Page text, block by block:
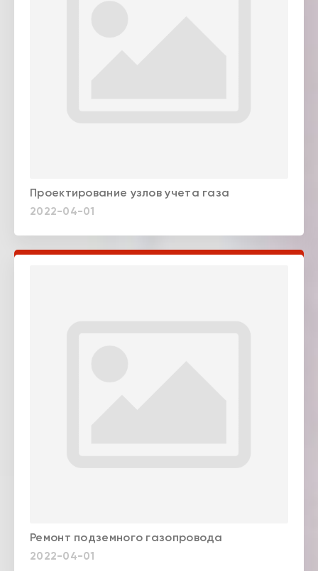
Проектирование узлов учета газа
2022-04-01
Ремонт подземного газопровода
2022-04-01